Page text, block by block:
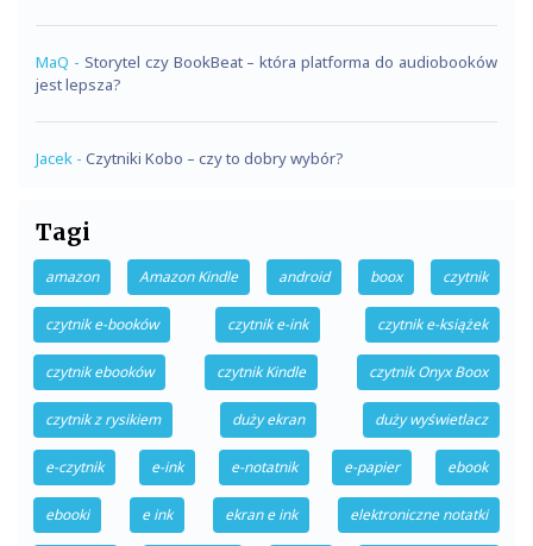
MaQ - Storytel czy BookBeat – która platforma do audiobooków
jest lepsza?
Jacek - Czytniki Kobo – czy to dobry wybór?
Tagi
amazon Amazon Kindle android boox czytnik
czytnik e-booków czytnik e-ink czytnik e-książek
czytnik ebooków czytnik Kindle czytnik Onyx Boox
czytnik z rysikiem duży ekran duży wyświetlacz
e-czytnik e-ink e-notatnik e-papier ebook
ebooki e ink ekran e ink elektroniczne notatki